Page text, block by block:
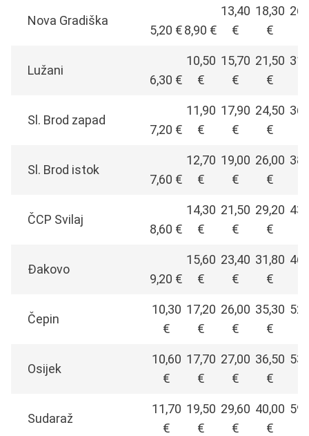
Nova Gradiška
5,20 €8,90 €
13,40
€
18,30
€
Lužani
6,30 €
10,50
€
15,70
€
21,50
€
Sl. Brod zapad
7,20 €
11,90
€
17,90
€
24,50
€
Sl. Brod istok
7,60 €
12,70
€
19,00
€
26,00
€
ČCP Svilaj
8,60 €
14,30
€
21,50
€
29,20
€
Đakovo
9,20 €
15,60
€
23,40
€
31,80
€
Čepin
10,30
€
17,20
€
26,00
€
35,30
€
Osijek
10,60
€
17,70
€
27,00
€
36,50
€
Sudaraž
11,70
€
19,50
€
29,60
€
40,00
€